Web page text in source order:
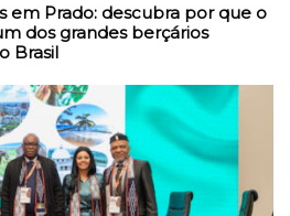
em Prado: descubra por que o
dos grandes berçários
Brasil